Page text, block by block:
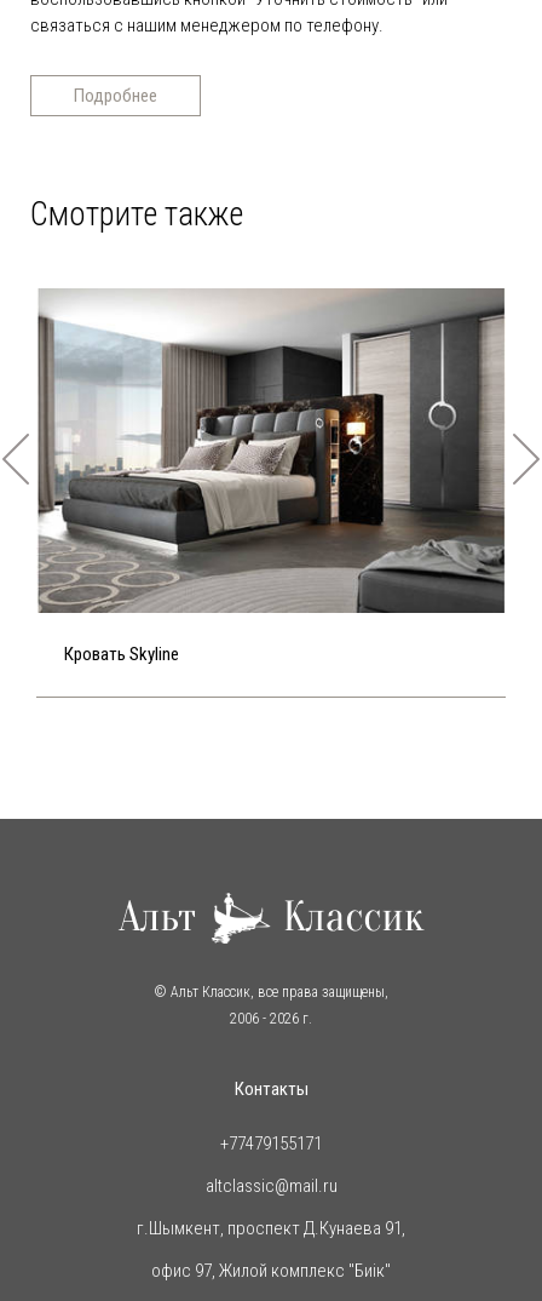
связаться с нашим менеджером по телефону.
Подробнее
Смотрите также
Кровать Skyline
© Альт Классик, все права защищены,
2006 - 2026 г.
Контакты
+77479155171
altclassic@mail.ru
г.Шымкент, проспект Д.Кунаева 91,
офис 97, Жилой комплекс "Биiк"